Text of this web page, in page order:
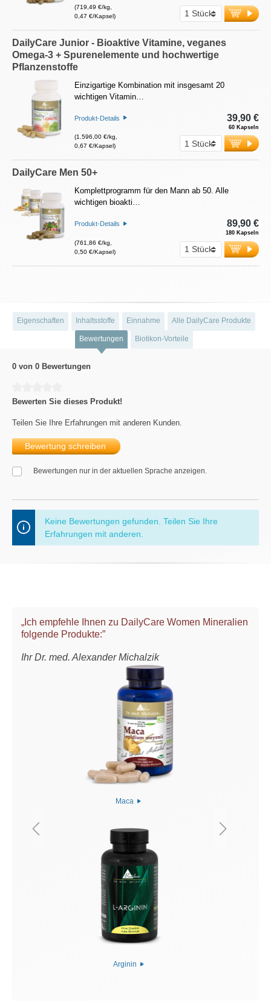
(719,49 €/kg,
0,47 €/Kapsel)
DailyCare Junior - Bioaktive Vitamine, veganes
Omega-3 + Spurenelemente und hochwertige
Pflanzenstoffe
Einzigartige Kombination mit insgesamt 20
wichtigen Vitamin…
Produkt-Details
(1.596,00 €/kg,
0,67 €/Kapsel)
60 Kapseln
39,90 €
DailyCare Men 50+
Komplettprogramm für den Mann ab 50. Alle
wichtigen bioakti…
Produkt-Details
(761,86 €/kg,
0,50 €/Kapsel)
180 Kapseln
89,90 €
Eigenschaften Inhaltsstoffe Einnahme Alle DailyCare Produkte
Bewertungen Biotikon-Vorteile
0 von 0 Bewertungen
Bewerten Sie dieses Produkt!
Teilen Sie Ihre Erfahrungen mit anderen Kunden.
Bewertung schreiben
Bewertungen nur in der aktuellen Sprache anzeigen.
Keine Bewertungen gefunden. Teilen Sie Ihre
Erfahrungen mit anderen.
„Ich empfehle Ihnen zu DailyCare Women Mineralien
folgende Produkte:”
Ihr Dr. med. Alexander Michalzik
Maca
Arginin